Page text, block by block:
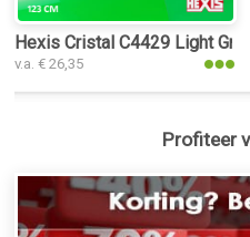
Hexis Cristal C4429 Light
v.a. € 26,35
Profiteer